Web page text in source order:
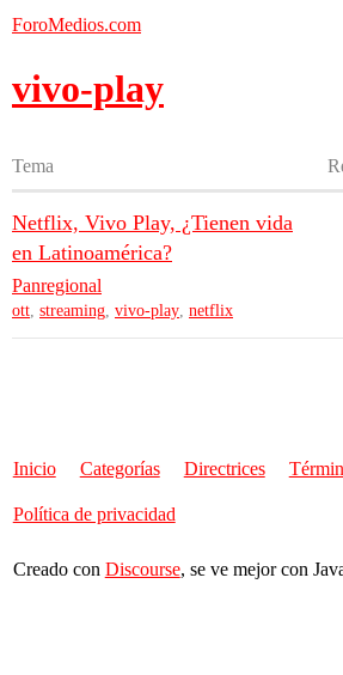
ForoMedios.com
vivo-play
Tema
Netflix, Vivo Play, ¿Tienen vida
en Latinoamérica?
Panregional
ott, streaming, vivo-play, netflix
Inicio Categorías Directrices
Política de privacidad
Creado con Discourse, se ve mejor con